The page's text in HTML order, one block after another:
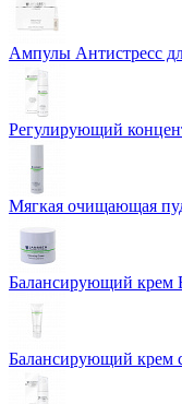
Ампулы Антистресс
Регулирующий
Мягкая очищающая
Балансирующий крем
Балансирующий крем